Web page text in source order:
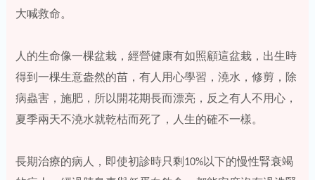
大喊救命。
人的生命像一棵盆栽，經營健康有如照顧這盆栽，出生時
得到一棵生意盎然的苗，有人用心學習，澆水，修剪，除
病蟲害，施肥，所以開花期長而漂亮，反之有人不用心，
夏季兩天不澆水就乾枯而死了，人生的確不一樣。
長期治療的病人，即使初診時只剩10%以下的慢性腎衰竭